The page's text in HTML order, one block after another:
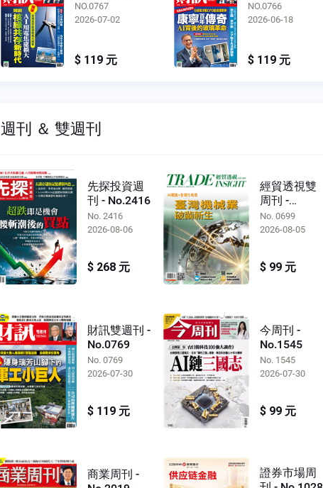
NO.0766
2026-06-18
$ 119 元
NO.0765
2026-06-04
$ 119 元
週刊 ＆ 雙週刊
先探投資週
刊 - No.2416
No. 2416
2026-08-06
$ 268 元
經貿透視雙
周刊 -
No.0699
No. 0699
2026-08-05
$ 99 元
財訊雙週刊 -
No.0769
No. 0769
2026-07-30
$ 119 元
今周刊 -
No.1545
No. 1545
2026-07-30
$ 99 元
商業周刊 -
證券市場周